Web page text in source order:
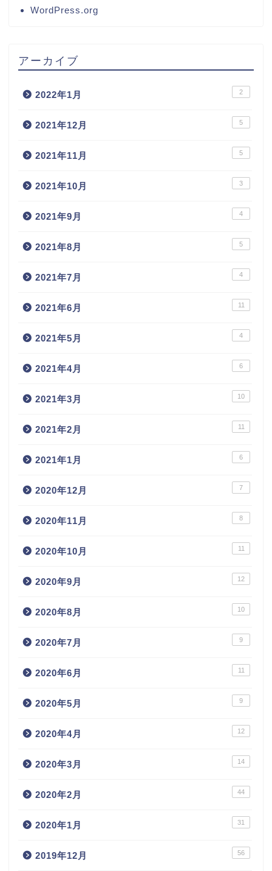
WordPress.org
アーカイブ
2022年1月 2
2021年12月 5
2021年11月 5
2021年10月 3
2021年9月 4
2021年8月 5
2021年7月 4
2021年6月 11
2021年5月 4
2021年4月 6
2021年3月 10
2021年2月 11
2021年1月 6
2020年12月 7
2020年11月 8
2020年10月 11
2020年9月 12
2020年8月 10
2020年7月 9
2020年6月 11
2020年5月 9
2020年4月 12
2020年3月 14
2020年2月 44
2020年1月 31
2019年12月 56